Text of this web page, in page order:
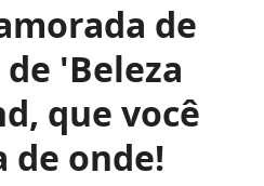
de
'Beleza
que você
de onde!